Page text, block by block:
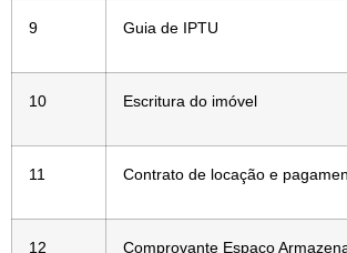
9 Guia de IPTU
10 Escritura do imóvel
11 Contrato de locação e
12 Comprovante Espaço